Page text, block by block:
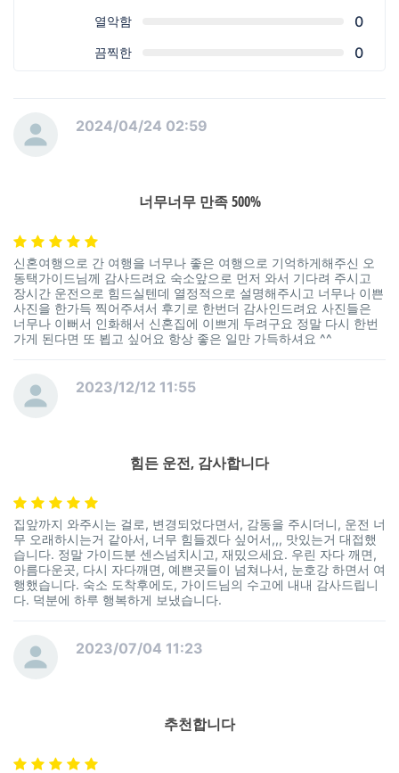
열악함 0
끔찍한 0
2024/04/24 02:59
너무너무 만족 500%
신혼여행으로 간 여행을 너무나 좋은 여행으로 기억하게해주신 오
동택가이드님께 감사드려요 숙소앞으로 먼저 와서 기다려 주시고
장시간 운전으로 힘드실텐데 열정적으로 설명해주시고 너무나 이쁜
사진을 한가득 찍어주셔서 후기로 한번더 감사인드려요 사진들은
너무나 이뻐서 인화해서 신혼집에 이쁘게 두려구요 정말 다시 한번
가게 된다면 또 뵙고 싶어요 항상 좋은 일만 가득하셔요 ^^
2023/12/12 11:55
힘든 운전, 감사합니다
집앞까지 와주시는 걸로, 변경되었다면서, 감동을 주시더니, 운전 너
무 오래하시는거 같아서, 너무 힘들겠다 싶어서,,, 맛있는거 대접했
습니다. 정말 가이드분 센스넘치시고, 재밌으세요. 우린 자다 깨면,
아름다운곳, 다시 자다깨면, 예쁜곳들이 넘쳐나서, 눈호강 하면서 여
행했습니다. 숙소 도착후에도, 가이드님의 수고에 내내 감사드립니
다. 덕분에 하루 행복하게 보냈습니다.
2023/07/04 11:23
추천합니다